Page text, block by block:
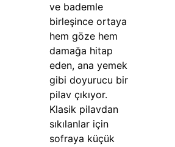
ve bademle
birleşince ortaya
hem göze hem
damağa hitap
eden, ana yemek
gibi doyurucu bir
pilav çıkıyor.
Klasik pilavdan
sıkılanlar için
sofraya küçük